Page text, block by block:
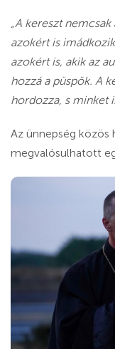
„A kereszt
azokért is
azokért is, akik az
hozzá a püspök. A
hordozza, s minket
Az ünnepség közös
megvalósulhatott